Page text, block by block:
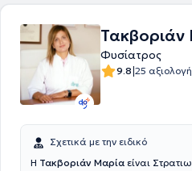
Φυσίατρος
9.8|25
Σχετικά με την ειδικό
Η Τακβοριάν Μαρία είναι